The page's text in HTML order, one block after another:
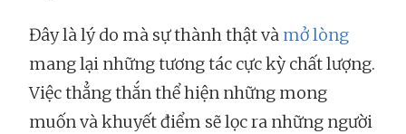
Đây là lý do mà sự thành thật và mở lòng
mang lại những tương tác cực kỳ chất lượng.
Việc thẳng thắn thể hiện những mong
muốn và khuyết điểm sẽ lọc ra những người